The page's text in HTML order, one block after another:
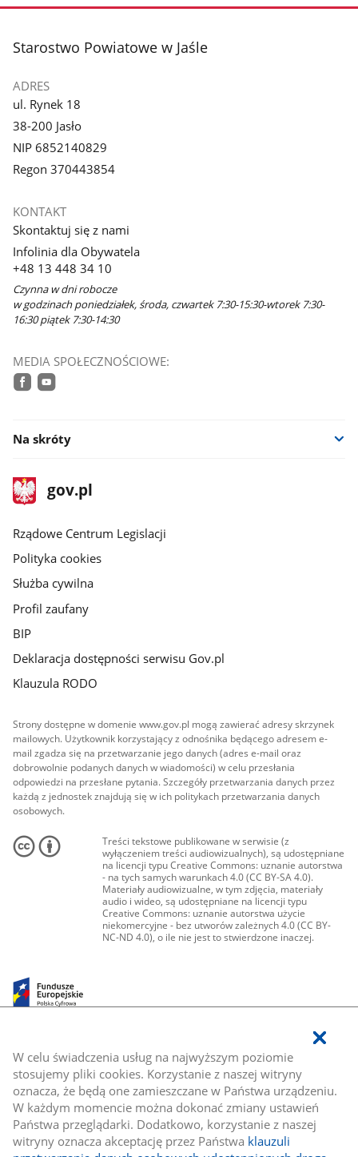
W celu świadczenia usług na najwyższym poziomie
stosujemy pliki cookies. Korzystanie z naszej witryny
oznacza, że będą one zamieszczane w Państwa urządzeniu.
W każdym momencie można dokonać zmiany ustawień
Państwa przeglądarki. Dodatkowo, korzystanie z naszej
witryny oznacza akceptację przez Państwa klauzuli
stopka
Starostwo Powiatowe w Jaśle
ADRES
ul. Rynek 18
38-200 Jasło
NIP 6852140829
Regon 370443854
KONTAKT
Skontaktuj się z nami
Infolinia dla Obywatela
+48 13 448 34 10
Czynna w dni robocze
w godzinach poniedziałek, środa, czwartek 7:30-15:30-wtorek 7:30-
16:30 piątek 7:30-14:30
MEDIA SPOŁECZNOŚCIOWE:
Na skróty
stopka
gov.plStrona
gov.pl
Rządowe Centrum Legislacji
Polityka cookies
Służba cywilna
Profil zaufany
BIP
Deklaracja dostępności serwisu Gov.pl
Klauzula RODO
Strony dostępne w domenie www.gov.pl mogą zawierać adresy skrzynek
mailowych. Użytkownik korzystający z odnośnika będącego adresem e-
mail zgadza się na przetwarzanie jego danych (adres e-mail oraz
dobrowolnie podanych danych w wiadomości) w celu przesłania
odpowiedzi na przesłane pytania. Szczegóły przetwarzania danych przez
każdą z jednostek znajdują się w ich politykach przetwarzania danych
osobowych.
Treści tekstowe publikowane w serwisie (z
wyłączeniem treści audiowizualnych), są udostępniane
na licencji typu Creative Commons: uznanie autorstwa
- na tych samych warunkach 4.0 (CC BY-SA 4.0).
Materiały audiowizualne, w tym zdjęcia, materiały
audio i wideo, są udostępniane na licencji typu
Creative Commons: uznanie autorstwa użycie
niekomercyjne - bez utworów zależnych 4.0 (CC BY-
NC-ND 4.0), o ile nie jest to stwierdzone inaczej.